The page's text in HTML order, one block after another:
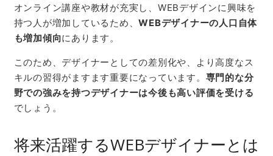
オンライン講座や教材が充実し、 WEBデザインに興味を
持つ人が増加しているため、WEBデザイナーの人口自体
も増加傾向にあります。
このため、デザイナーとしての差別化や、より高度なス
キルの習得がますます重要になっています。 専門的な分
野での強みを持つデザイナーは今後も高い評価を受ける
でしょう。
将来活躍するWEBデザイナーとは